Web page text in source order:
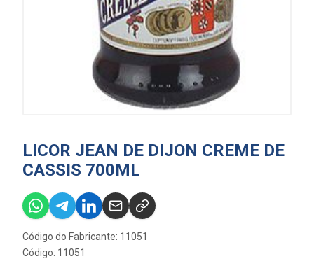
LICOR JEAN DE DIJON CREME DE
CASSIS 700ML
Código do Fabricante: 11051
Código: 11051